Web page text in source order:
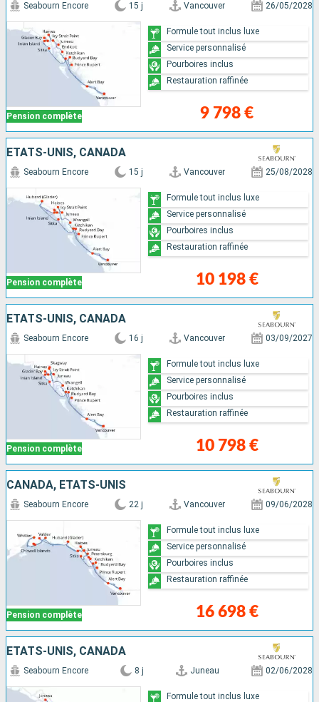
Pension complète
Seabourn Encore 15 j Vancouver 26/05/2028
9 798 €
Formule tout inclus luxe
Service personnalisé
Pourboires inclus
Restauration raffinée
ÉTATS-UNIS, CANADA
Pension complète
Seabourn Encore 15 j Vancouver 25/08/2028
10 198 €
Formule tout inclus luxe
Service personnalisé
Pourboires inclus
Restauration raffinée
ÉTATS-UNIS, CANADA
Pension complète
Seabourn Encore 16 j Vancouver 03/09/2027
10 798 €
Formule tout inclus luxe
Service personnalisé
Pourboires inclus
Restauration raffinée
CANADA, ÉTATS-UNIS
Pension complète
Seabourn Encore 22 j Vancouver 09/06/2028
16 698 €
Formule tout inclus luxe
Service personnalisé
Pourboires inclus
Restauration raffinée
ÉTATS-UNIS, CANADA
Seabourn Encore 8 j Juneau 02/06/2028
Formule tout inclus luxe